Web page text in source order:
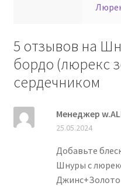
5 отзывов на
бордо (люрекс
сердечником
Менеджер
25.05.2024
Добавьте
Шнуры с
Джинс+Золото